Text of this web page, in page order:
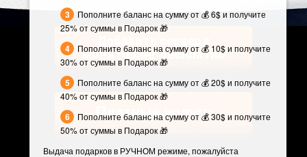
мониторинг бесплатно
Платные услуги
Пополните баланс на сумму от 💰 6$ и получите
25% от суммы в Подарок 🎁
Пополните баланс на сумму от 💰 10$ и получите
30% от суммы в Подарок 🎁
Пополните баланс на сумму от 💰 20$ и получите
40% от суммы в Подарок 🎁
Пополните баланс на сумму от 💰 30$ и получите
50% от суммы в Подарок 🎁
Выдача подарков в РУЧНОМ режиме, пожалуйста